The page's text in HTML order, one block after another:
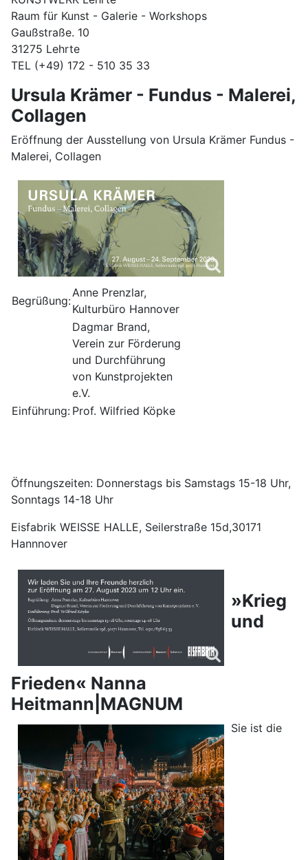
Raum für Kunst - Galerie - Workshops
Gaußstraße. 10
31275 Lehrte
TEL (+49) 172 - 510 35 33
Ursula Krämer - Fundus - Malerei,
Collagen
Eröffnung der Ausstellung von Ursula Krämer Fundus -
Malerei, Collagen
Begrüßung:
Anne Prenzlar,
Kulturbüro Hannover
Dagmar Brand,
Verein zur Förderung
und Durchführung
von Kunstprojekten
e.V.
Einführung: Prof. Wilfried Köpke
Öffnungszeiten: Donnerstags bis Samstags 15-18 Uhr,
Sonntags 14-18 Uhr
Eisfabrik WEISSE HALLE, Seilerstraße 15d,30171
Hannnover
»Krieg
und
Frieden« Nanna
Heitmann|MAGNUM
Sie ist die